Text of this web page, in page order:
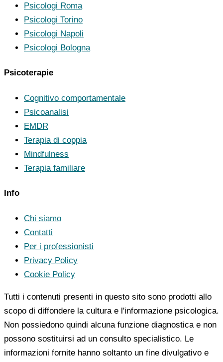
Psicologi Roma
Psicologi Torino
Psicologi Napoli
Psicologi Bologna
Psicoterapie
Cognitivo comportamentale
Psicoanalisi
EMDR
Terapia di coppia
Mindfulness
Terapia familiare
Info
Chi siamo
Contatti
Per i professionisti
Privacy Policy
Cookie Policy
Tutti i contenuti presenti in questo sito sono prodotti allo
scopo di diffondere la cultura e l'informazione psicologica.
Non possiedono quindi alcuna funzione diagnostica e non
possono sostituirsi ad un consulto specialistico. Le
informazioni fornite hanno soltanto un fine divulgativo e